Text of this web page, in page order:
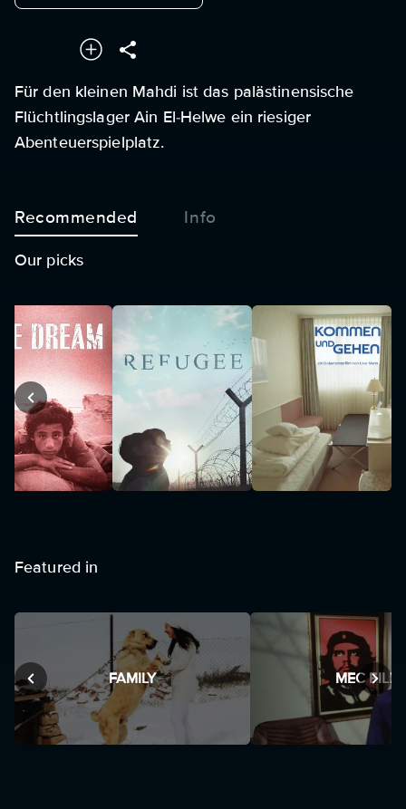
Für den kleinen Mahdi ist das palästinensische
Flüchtlingslager Ain El-Helwe ein riesiger
Abenteuerspielplatz.
Recommended Info
Our picks
Featured in
FAMILY MEC FILM